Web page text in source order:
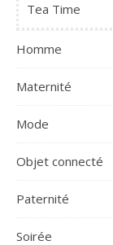
Tea Time
Homme
Maternité
Mode
Objet connecté
Paternité
Soirée